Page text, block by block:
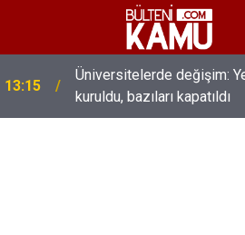
13:00
MEB’de üst düzey
yeni isimler atandı